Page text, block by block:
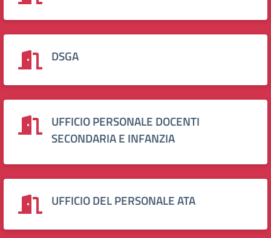
DSGA
UFFICIO PERSONALE DOCENTI
SECONDARIA E INFANZIA
UFFICIO DEL PERSONALE ATA